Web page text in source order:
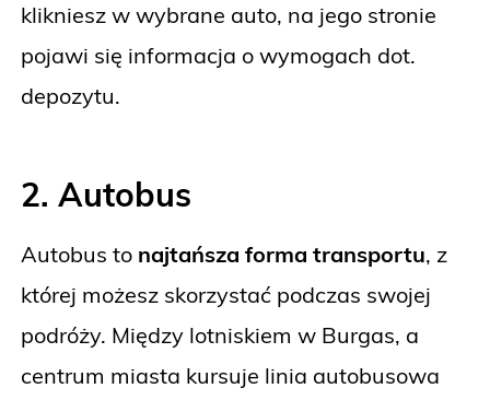
klikniesz w wybrane auto, na jego stronie
pojawi się informacja o wymogach dot.
depozytu.
2. Autobus
Autobus to najtańsza forma transportu, z
której możesz skorzystać podczas swojej
podróży. Między lotniskiem w Burgas, a
centrum miasta kursuje linia autobusowa